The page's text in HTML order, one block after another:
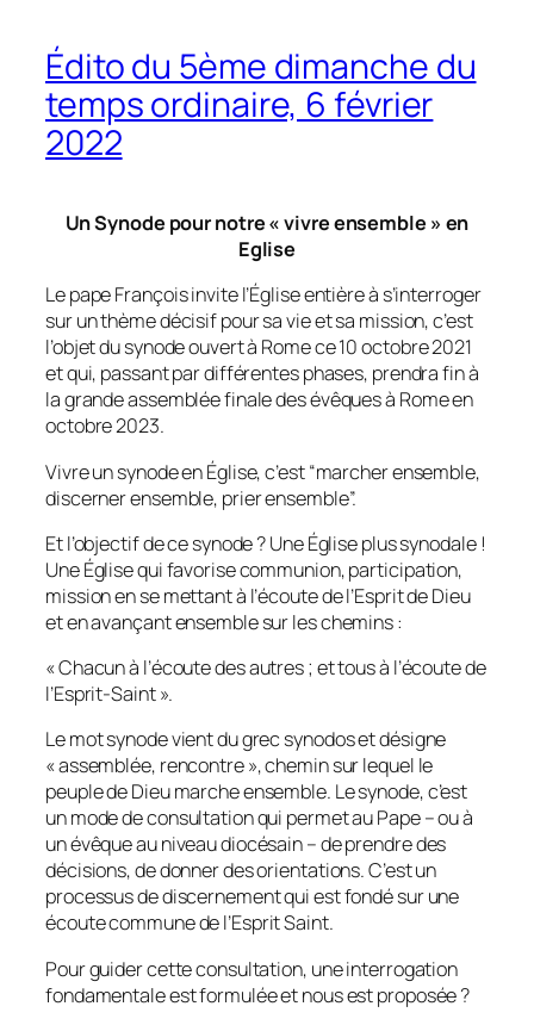
Édito du 5ème dimanche du
temps ordinaire, 6 février
2022
Un Synode pour notre « vivre ensemble » en
Eglise
Le pape François invite l’Église entière à s’interroger
sur un thème décisif pour sa vie et sa mission, c’est
l’objet du synode ouvert à Rome ce 10 octobre 2021
et qui, passant par différentes phases, prendra fin à
la grande assemblée finale des évêques à Rome en
octobre 2023.
Vivre un synode en Église, c’est “marcher ensemble,
discerner ensemble, prier ensemble”.
Et l’objectif de ce synode ? Une Église plus synodale !
Une Église qui favorise communion, participation,
mission en se mettant à l’écoute de l’Esprit de Dieu
et en avançant ensemble sur les chemins :
«Chacun à l’écoute des autres ; et tous à l’écoute de
l’Esprit-Saint».
Le mot synode vient du grec synodos et désigne
« assemblée, rencontre », chemin sur lequel le
peuple de Dieu marche ensemble. Le synode, c’est
un mode de consultation qui permet au Pape – ou à
un évêque au niveau diocésain – de prendre des
décisions, de donner des orientations. C’est un
processus de discernement qui est fondé sur une
écoute commune de l’Esprit Saint.
Pour guider cette consultation, une interrogation
fondamentale est formulée et nous est proposée ?